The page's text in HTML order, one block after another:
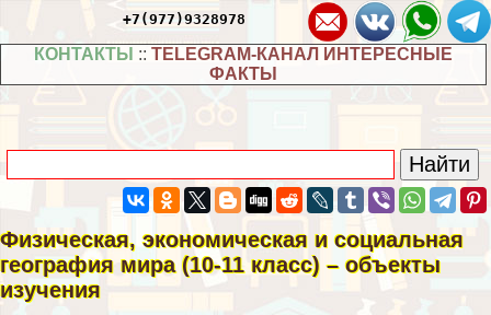
+7(977)9328978
КОНТАКТЫ :: TELEGRAM-КАНАЛ ИНТЕРЕСНЫЕ
ФАКТЫ
Физическая, экономическая и социальная
география мира (10-11 класс) – объекты
изучения